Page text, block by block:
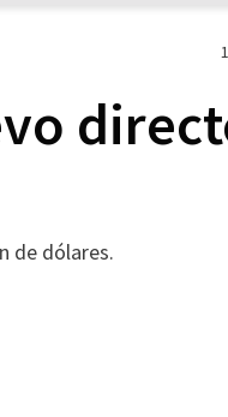
de dólares.